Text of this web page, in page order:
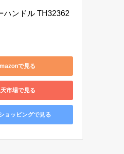
ハンドル TH32362
で見る
市場で見る
ョッピングで見る